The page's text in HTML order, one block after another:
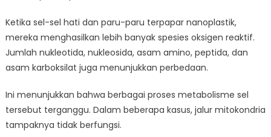
Ketika sel-sel hati dan paru-paru terpapar nanoplastik,
mereka menghasilkan lebih banyak spesies oksigen reaktif.
Jumlah nukleotida, nukleosida, asam amino, peptida, dan
asam karboksilat juga menunjukkan perbedaan.
Ini menunjukkan bahwa berbagai proses metabolisme sel
tersebut terganggu. Dalam beberapa kasus, jalur mitokondria
tampaknya tidak berfungsi.